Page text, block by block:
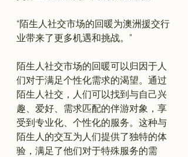
“陌生人社交市场的回暖为澳洲援交行
业带来了更多机遇和挑战。”
陌生人社交市场的回暖可以归因于人
们对于满足个性化需求的渴望。通过
陌生人社交，人们可以找到与自己兴
趣、爱好、需求匹配的伴游对象，享
受到专业化、个性化的服务。这种与
陌生人的交互为人们提供了独特的体
验，满足了他们对于特殊服务的需